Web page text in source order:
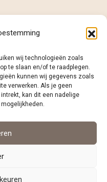
wij technologieën zoals
te slaan en/of te raadplegen.
kunnen wij gegevens zoals
verwerken. Als je geen
kan dit een nadelige
98 86